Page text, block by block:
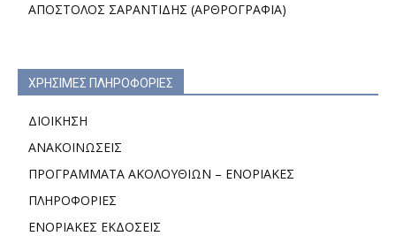
ΑΠΟΣΤΟΛΟΣ ΣΑΡΑΝΤΙΔΗΣ (ΑΡΘΡΟΓΡΑΦΙΑ)
ΧΡΗΣΙΜΕΣ ΠΛΗΡΟΦΟΡΙΕΣ
ΔΙΟΙΚΗΣΗ
ΑΝΑΚΟΙΝΩΣΕΙΣ
ΠΡΟΓΡΑΜΜΑΤΑ ΑΚΟΛΟΥΘΙΩΝ – ΕΝΟΡΙΑΚΕΣ
ΠΛΗΡΟΦΟΡΙΕΣ
ΕΝΟΡΙΑΚΕΣ ΕΚΔΟΣΕΙΣ